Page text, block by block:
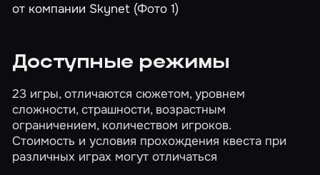
Доступные режимы
23 игры, отличаются сюжетом, уровнем
сложности, страшности, возрастным
ограничением, количеством игроков.
Стоимость и условия прохождения квеста при
различных играх могут отличаться